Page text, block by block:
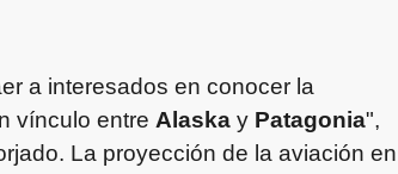
a interesados en conocer la
vínculo entre Alaska y Patagonia",
La proyección de la aviación en